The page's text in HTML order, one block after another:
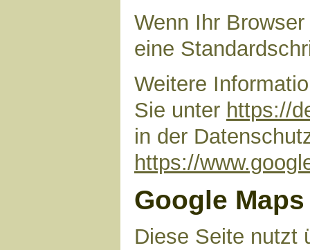
Wenn Ihr
eine
Weitere
Sie unter https://
in der
https://
Google Maps
Diese Seite nutzt